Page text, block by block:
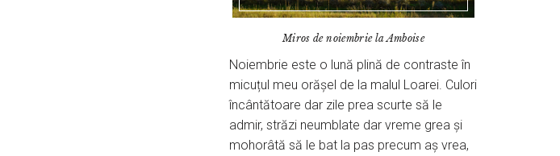
Miros de noiembrie la Amboise
Noiembrie este o lună plină de contraste în
micuțul meu orășel de la malul Loarei. Culori
încântătoare dar zile prea scurte să le
admir, străzi neumblate dar vreme grea și
mohorâtă să le bat la pas precum aș vrea,